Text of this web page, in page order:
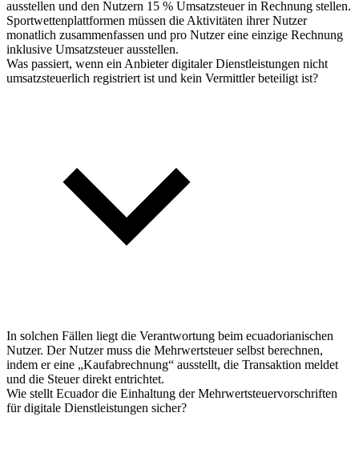
ausstellen und den Nutzern 15 % Umsatzsteuer in Rechnung stellen.
Sportwettenplattformen müssen die Aktivitäten ihrer Nutzer
monatlich zusammenfassen und pro Nutzer eine einzige Rechnung
inklusive Umsatzsteuer ausstellen.
Was passiert, wenn ein Anbieter digitaler Dienstleistungen nicht
umsatzsteuerlich registriert ist und kein Vermittler beteiligt ist?
In solchen Fällen liegt die Verantwortung beim ecuadorianischen
Nutzer. Der Nutzer muss die Mehrwertsteuer selbst berechnen,
indem er eine „Kaufabrechnung“ ausstellt, die Transaktion meldet
und die Steuer direkt entrichtet.
Wie stellt Ecuador die Einhaltung der Mehrwertsteuervorschriften
für digitale Dienstleistungen sicher?